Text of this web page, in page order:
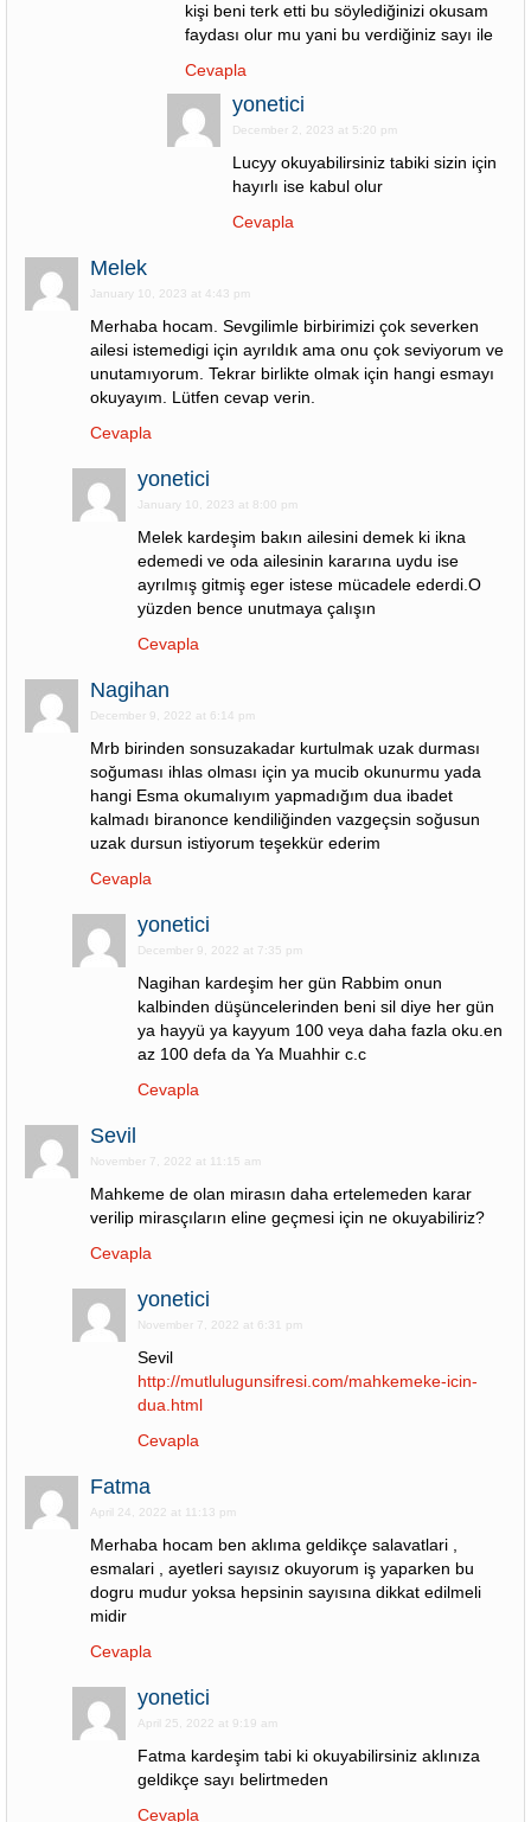
kişi beni terk etti bu söylediğinizi okusam
faydası olur mu yani bu verdiğiniz sayı ile
Cevapla
yonetici
December 2, 2023 at 5:20 pm
Lucyy okuyabilirsiniz tabiki sizin için
hayırlı ise kabul olur
Cevapla
Melek
January 10, 2023 at 4:43 pm
Merhaba hocam. Sevgilimle birbirimizi çok severken
ailesi istemedigi için ayrıldık ama onu çok seviyorum ve
unutamıyorum. Tekrar birlikte olmak için hangi esmayı
okuyayım. Lütfen cevap verin.
Cevapla
yonetici
January 10, 2023 at 8:00 pm
Melek kardeşim bakın ailesini demek ki ikna
edemedi ve oda ailesinin kararına uydu ise
ayrılmış gitmiş eger istese mücadele ederdi.O
yüzden bence unutmaya çalışın
Cevapla
Nagihan
December 9, 2022 at 6:14 pm
Mrb birinden sonsuzakadar kurtulmak uzak durması
soğuması ihlas olması için ya mucib okunurmu yada
hangi Esma okumalıyım yapmadığım dua ibadet
kalmadı biranonce kendiliğinden vazgeçsin soğusun
uzak dursun istiyorum teşekkür ederim
Cevapla
yonetici
December 9, 2022 at 7:35 pm
Nagihan kardeşim her gün Rabbim onun
kalbinden düşüncelerinden beni sil diye her gün
ya hayyü ya kayyum 100 veya daha fazla oku.en
az 100 defa da Ya Muahhir c.c
Cevapla
Sevil
November 7, 2022 at 11:15 am
Mahkeme de olan mirasın daha ertelemeden karar
verilip mirasçıların eline geçmesi için ne okuyabiliriz?
Cevapla
yonetici
November 7, 2022 at 6:31 pm
Sevil
http://mutlulugunsifresi.com/mahkemeke-icin-
dua.html
Cevapla
Fatma
April 24, 2022 at 11:13 pm
Merhaba hocam ben aklıma geldikçe salavatlari ,
esmalari , ayetleri sayısız okuyorum iş yaparken bu
dogru mudur yoksa hepsinin sayısına dikkat edilmeli
midir
Cevapla
yonetici
April 25, 2022 at 9:19 am
Fatma kardeşim tabi ki okuyabilirsiniz aklınıza
geldikçe sayı belirtmeden
Cevapla